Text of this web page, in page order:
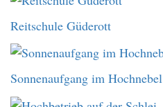
Reitschule Güderott
Sonnenaufgang im Hochnebel